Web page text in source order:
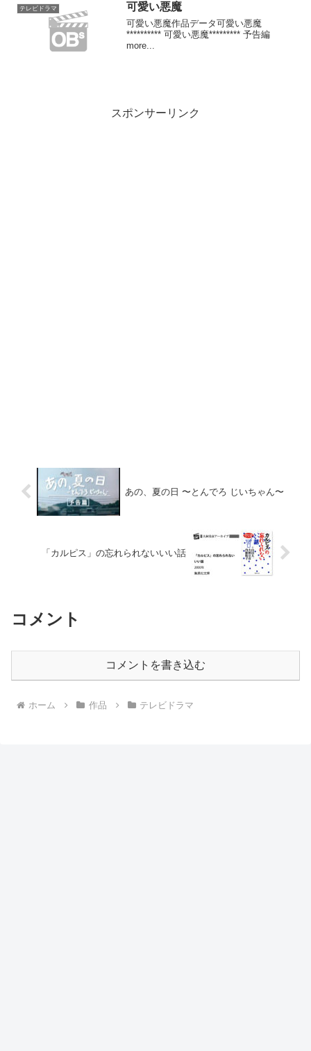
テレビドラマ 可愛い悪魔
可愛い悪魔作品データ可愛い悪魔
********** 可愛い悪魔********* 予告編
more...
スポンサーリンク
あの、夏の日 〜とんでろ じいちゃん〜
「カルピス」の忘れられないいい話
コメント
コメントを書き込む
ホーム 作品 テレビドラマ